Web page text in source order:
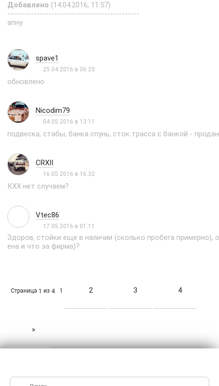
Добавлено (14.04.2016, 11:57)
---------------------------------------------
апну
spave1
25.04.2016 в 06:20
обновлено
Nicodim79
04.05.2016 в 13:11
подвеска, стабы, банка спунь, сток трасса с банкой -
CRXII
16.05.2016 в 16:32
КХХ нет случаем?
Vtec86
17.05.2016 в 01:11
Здоров, стойки еще в наличии (сколько пробега примерно),
ена и что за фирма)?
Страница 1 из 4 1 2 3 4
»